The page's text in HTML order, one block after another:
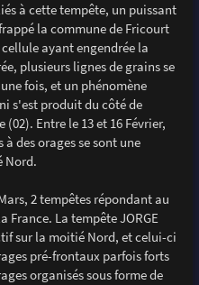
à cette tempête, un puissant
la commune de Fricourt
ayant engendrée la
plusieurs lignes de grains se
fois, et un phénomène
s'est produit du côté de
Entre le 13 et 16 Février,
des orages se sont une
Nord.
2 tempêtes répondant au
France. La tempête JORGE
sur la moitié Nord, et celui-ci
pré-frontaux parfois forts
organisés sous forme de